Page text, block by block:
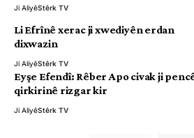
Ji AliyêStêrk TV
Li Efrînê xerac ji xwediyên erdan
dixwazin
Ji AliyêStêrk TV
Eyşe Efendî: Rêber Apo civak ji
qirkirinê rizgar kir
Ji AliyêStêrk TV